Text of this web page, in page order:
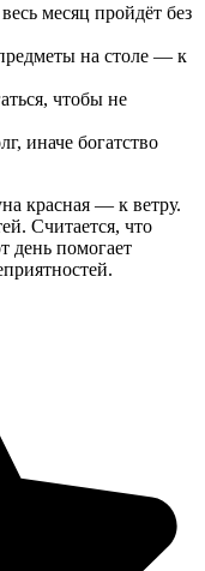
месяц пройдёт без
на столе — к
чтобы не
иначе богатство
красная — к ветру.
Считается, что
день помогает